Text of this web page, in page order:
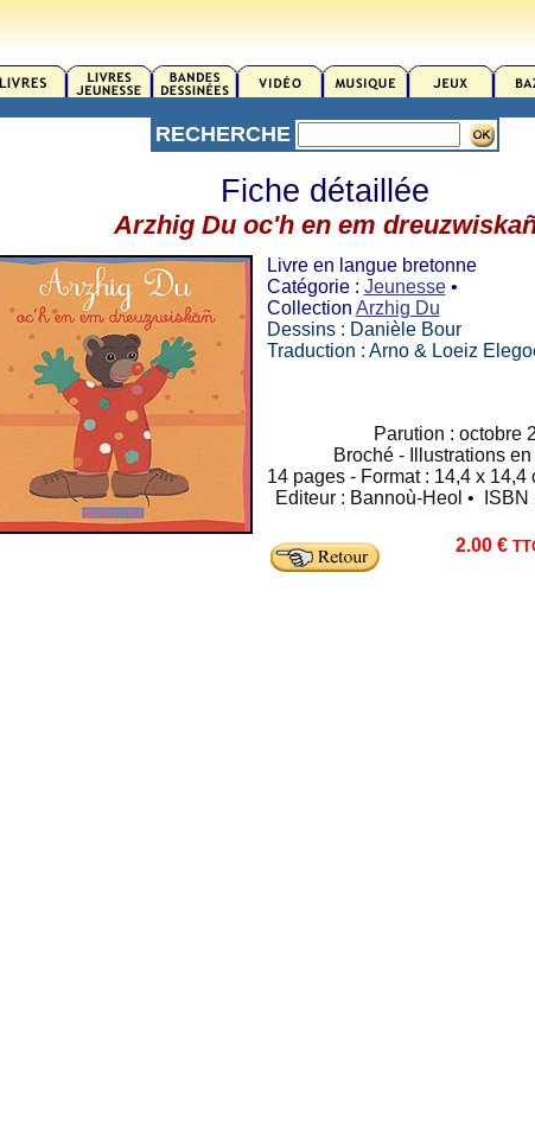
RECHERCHE
Fiche détaillée
Arzhig Du oc'h en em
Livre en langue bretonne
Catégorie : Jeunesse•
Collection Arzhig Du
Dessins : Danièle Bour
Traduction : Arno & Loeiz
Parution : octobre
Broché - Illustrations
14 pages - Format : 14,4 x 14,4
Editeur : Bannoù-Heol • ISBN
2.00 €